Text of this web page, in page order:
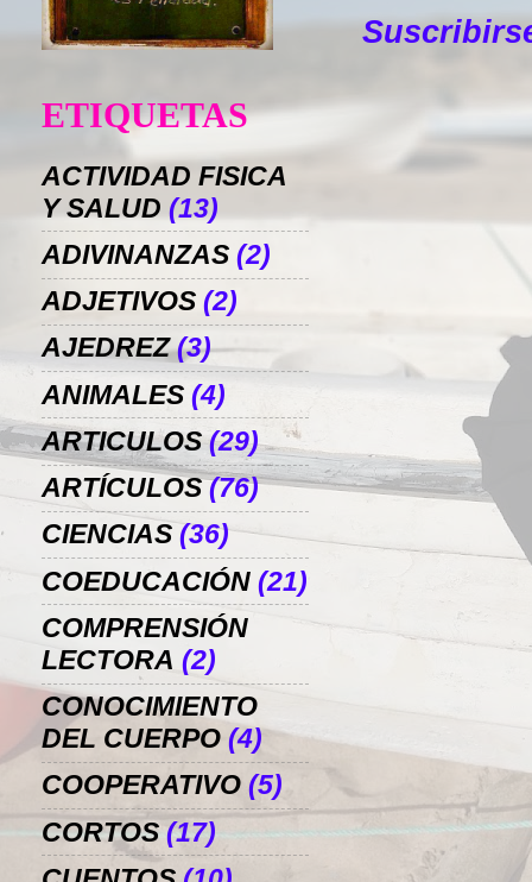
ETIQUETAS
ACTIVIDAD FISICA
Y SALUD (13)
ADIVINANZAS (2)
ADJETIVOS (2)
AJEDREZ (3)
ANIMALES (4)
ARTICULOS (29)
ARTÍCULOS (76)
CIENCIAS (36)
COEDUCACIÓN (21)
COMPRENSIÓN
LECTORA (2)
CONOCIMIENTO
DEL CUERPO (4)
COOPERATIVO (5)
CORTOS (17)